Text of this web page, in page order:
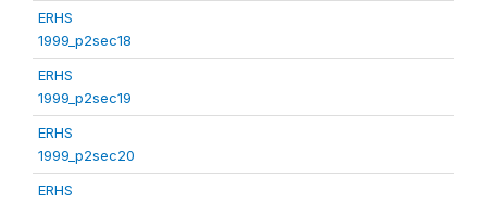
ERHS
1999_p2sec18
ERHS
1999_p2sec19
ERHS
1999_p2sec20
ERHS